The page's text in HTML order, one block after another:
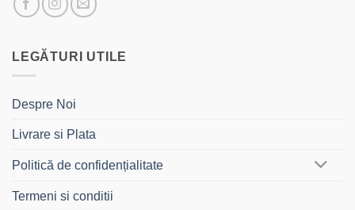
LEGĂTURI UTILE
Despre Noi
Livrare si Plata
Politică de confidențialitate
Termeni si conditii